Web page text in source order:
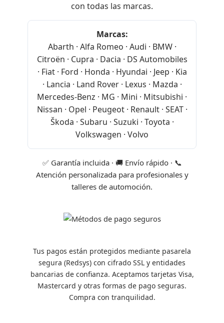
con todas las marcas.
Marcas:
Abarth · Alfa Romeo · Audi · BMW ·
Citroën · Cupra · Dacia · DS Automobiles
· Fiat · Ford · Honda · Hyundai · Jeep · Kia
· Lancia · Land Rover · Lexus · Mazda ·
Mercedes-Benz · MG · Mini · Mitsubishi ·
Nissan · Opel · Peugeot · Renault · SEAT ·
Škoda · Subaru · Suzuki · Toyota ·
Volkswagen · Volvo
✅ Garantía incluida · 🚚 Envío rápido · 📞
Atención personalizada para profesionales y
talleres de automoción.
Tus pagos están protegidos mediante pasarela
segura (Redsys) con cifrado SSL y entidades
bancarias de confianza. Aceptamos tarjetas Visa,
Mastercard y otras formas de pago seguras.
Compra con tranquilidad.